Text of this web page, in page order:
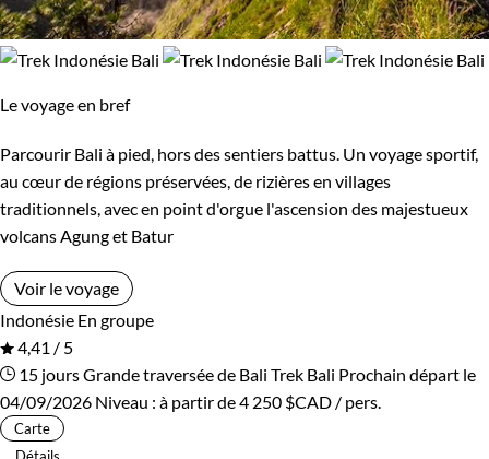
Le voyage en bref
Parcourir Bali à pied, hors des sentiers battus. Un voyage sportif,
au cœur de régions préservées, de rizières en villages
traditionnels, avec en point d'orgue l'ascension des majestueux
volcans Agung et Batur
Voir le voyage
Indonésie En groupe
4,41 / 5
15 joursGrande traversée de Bali Trek Bali Prochain départ le
04/09/2026 Niveau : à partir de4 250 $CAD / pers.
Carte
Détails